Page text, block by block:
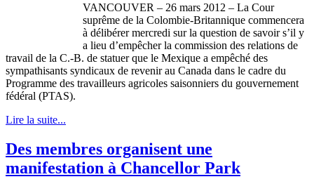
VANCOUVER – 26 mars 2012 – La Cour
suprême de la Colombie-Britannique commencera
à délibérer mercredi surla question de savoirs’il y
a lieu d’empêcherla commission des relations de
travail de la C.-B. de statuer que le Mexique a empêché des
sympathisants syndicaux de revenirau Canada dans le cadre du
Programme des travailleurs agricoles saisonniers du gouvernement
fédéral (PTAS).
Lire la suite...
Des membres organisent une
manifestation à Chancellor Park